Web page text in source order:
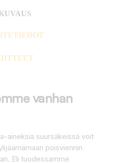
vanhan
aineksia suursäkeissä voit
poisviennin
Eli tuodessamme